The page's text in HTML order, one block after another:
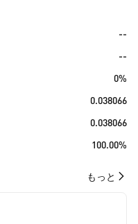
--
--
0%
0.038066
0.038066
100.00%
もっと